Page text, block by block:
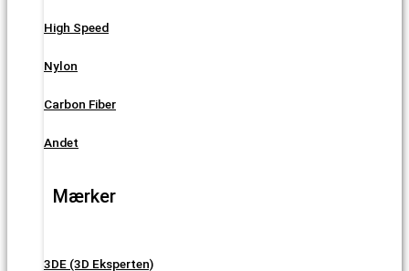
High Speed
Nylon
Carbon Fiber
Andet
Mærker
3DE (3D Eksperten)